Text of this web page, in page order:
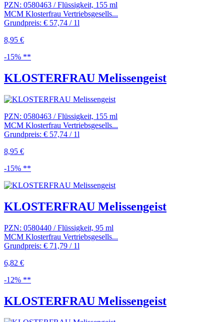
PZN: 0580463 / Flüssigkeit, 155 ml
MCM Klosterfrau Vertriebsgesells...
Grundpreis: € 57,74 / 1l
8,95 €
-15% **
KLOSTERFRAU Melissengeist
PZN: 0580463 / Flüssigkeit, 155 ml
MCM Klosterfrau Vertriebsgesells...
Grundpreis: € 57,74 / 1l
8,95 €
-15% **
KLOSTERFRAU Melissengeist
PZN: 0580440 / Flüssigkeit, 95 ml
MCM Klosterfrau Vertriebsgesells...
Grundpreis: € 71,79 / 1l
6,82 €
-12% **
KLOSTERFRAU Melissengeist